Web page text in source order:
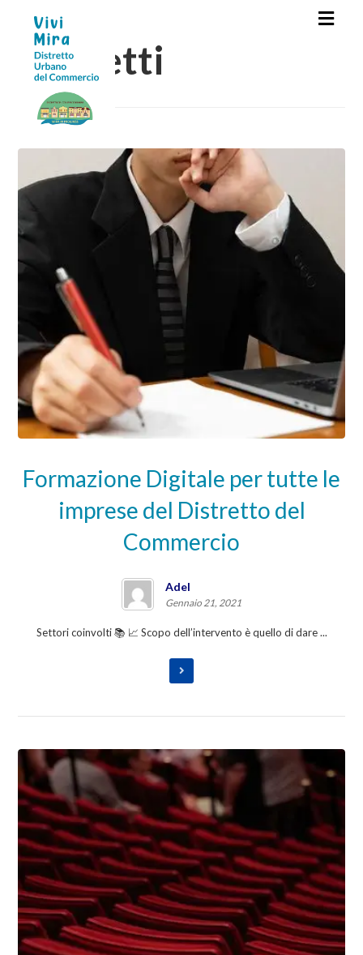
Progetti
Formazione Digitale per tutte le
imprese del Distretto del
Commercio
Adel
Gennaio 21, 2021
Settori coinvolti 📚 📈 Scopo dell’intervento è quello di dare ...